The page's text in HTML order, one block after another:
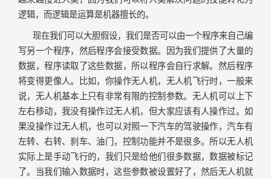
逻辑，而逻辑是运算是机器擅长的。
现在我们可以大胆假设，我们是否可以由一个程序来自己编
写另一个程序，然后程序会接受数据。因为我们提供了大量的
数据，程序读取了这些数据，所以程序会自行求解。然后程序
将变得更像人。比如，你操作无人机，无人机飞行时，一般来
说，无人机基本上只有非常有限的控制参数。无人机可以上下
左右移动，我没有操作过无人机，但大家应该有人操作过。如
果没操作过无人机，也可以对照一下汽车的驾驶操作，汽车有
左转、右转、刹车、油门，控制功能并不是很多。所以无人机
实际上是手动飞行的，我们只是给他们很多数据，数据被标记
了。当我们输入数据时，这些参数被设置好了，然后无人机就